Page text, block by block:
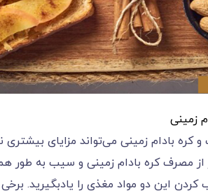
زمینی
بادام زمینی می‌‌‌‌‌‌‌‌‌‌‌‌‌‌‌‌‌‌‌‌‌‌‌‌‌‌‌‌‌‌‌‌‌‌‌‌‌‌‌‌‌‌تواند مزایای
از مصرف کره بادام زمینی و سیب به طور
این دو مواد مغذی را یادبگیرید.